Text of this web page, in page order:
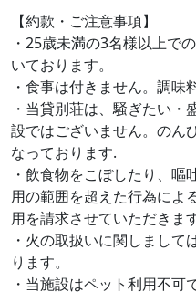
【約款・ご注意事項】
・25歳未満の3名様以上で
いております。
・食事は付きません。調味
・当貸別荘は、騒ぎたい
設ではございません。のん
なっております.
・飲食物をこぼしたり、
用の範囲を超えた行為によ
用を請求させていただきます
・火の取扱いに関しまし
ります。
・当施設はペット利用不可